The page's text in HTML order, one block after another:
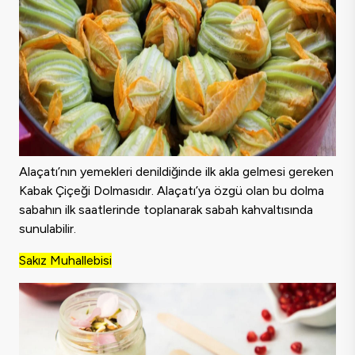
Alaçatı’nın yemekleri denildiğinde ilk akla gelmesi gereken
Kabak Çiçeği Dolmasıdır. Alaçatı’ya özgü olan bu dolma
sabahın ilk saatlerinde toplanarak sabah kahvaltısında
sunulabilir.
Sakız Muhallebisi